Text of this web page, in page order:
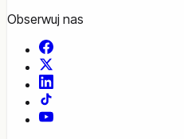
Obserwuj nas
Facebook
YouTube